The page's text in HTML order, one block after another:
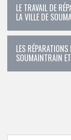
LE TRAVAIL DE
LA VILLE DE
LES
SOUMAINTRAIN